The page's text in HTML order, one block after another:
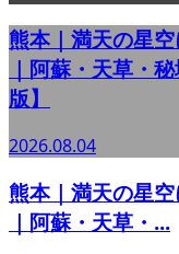
熊本｜満天の星
｜阿蘇・天草・
版】
2026.08.04
熊本｜満天の星
｜阿蘇・天草・...